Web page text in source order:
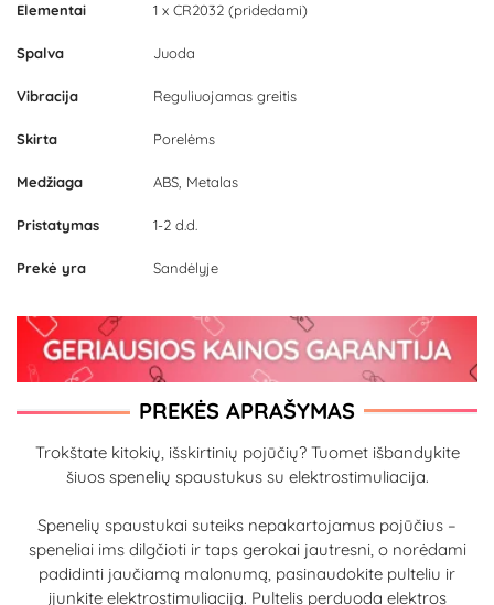
Elementai 1 x CR2032 (pridedami)
Spalva Juoda
Vibracija Reguliuojamas greitis
Skirta Porelėms
Medžiaga ABS, Metalas
Pristatymas 1-2 d.d.
Prekė yra Sandėlyje
PREKĖS APRAŠYMAS
Trokštate kitokių, išskirtinių pojūčių? Tuomet išbandykite
šiuos spenelių spaustukus su elektrostimuliacija.
Spenelių spaustukai suteiks nepakartojamus pojūčius –
speneliai ims dilgčioti ir taps gerokai jautresni, o norėdami
padidinti jaučiamą malonumą, pasinaudokite pulteliu ir
įjunkite elektrostimuliaciją. Pultelis perduoda elektros